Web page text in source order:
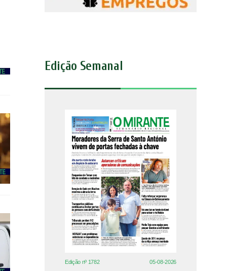
Edição Semanal
Edição nº 1782 05-08-2026